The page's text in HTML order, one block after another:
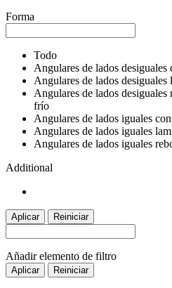
Forma
Todo
Angulares de lados
Angulares de lados desiguales
Angulares de lados desiguales
frío
Angulares de lados iguales
Angulares de lados iguales
Angulares de lados iguales
Additional
Aplicar Reiniciar
Añadir elemento de filtro
Aplicar Reiniciar